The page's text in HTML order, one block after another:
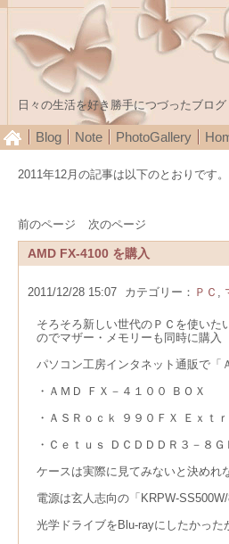
日々の生活を好き勝手につづったブロ
Blog Note PhotoGallery
2011年12月の記事は以下のとおりです。
前のページ
次のページ
AMD FX-4100 を購入
2011/12/28 15:07 カテゴリー： ＰＣ ,
そろそろ新しい世代のＰＣを使いた
のでマザー・メモリーも同時に購入
パソコン工房インタネット通販で「
・ＡＭＤ ＦＸ－４１００ ＢＯＸ
・ＡＳＲｏｃｋ ９９０ＦＸ Ｅｘｔ
・Ｃｅｔｕｓ ＤＣＤＤＤＲ３－８
ケースは実際に見てみないと決めれ
電源は玄人志向の「KRPW-
光学ドライブをBlu-rayにしたかっ